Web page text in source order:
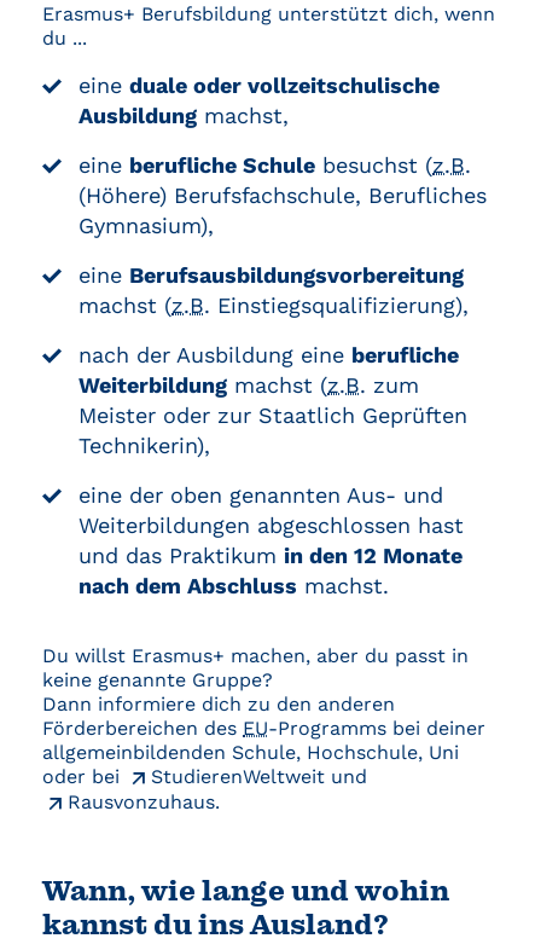
Erasmus+ Berufsbildung unterstützt dich, wenn
du ...
eine duale oder vollzeitschulische
Ausbildung machst,
eine berufliche Schule besuchst (z.B.
(Höhere) Berufsfachschule, Berufliches
Gymnasium),
eine Berufsausbildungsvorbereitung
machst (z.B. Einstiegsqualifizierung),
nach der Ausbildung eine berufliche
Weiterbildung machst (z.B. zum
Meister oder zur Staatlich Geprüften
Technikerin),
eine der oben genannten Aus- und
Weiterbildungen abgeschlossen hast
und das Praktikum in den 12 Monate
nach dem Abschluss machst.
Du willst Erasmus+ machen, aber du passt in
keine genannte Gruppe?
Dann informiere dich zu den anderen
Förderbereichen des EU-Programms bei deiner
allgemeinbildenden Schule, Hochschule, Uni
oder bei
StudierenWeltweit und
Rausvonzuhaus.
Wann, wie lange und wohin
kannst du ins Ausland?